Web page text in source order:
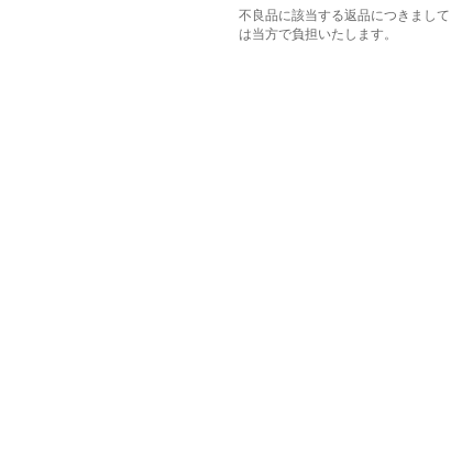
不良品に該当する返品につきまして
は当方で負担いたします。